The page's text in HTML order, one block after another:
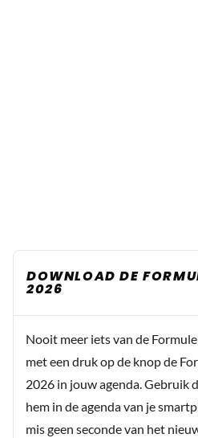
DOWNLOAD DE
2026
Nooit meer iets van de
met een druk op de knop de
2026 in jouw agenda. Gebruik
hem in de agenda van je
mis geen seconde van het